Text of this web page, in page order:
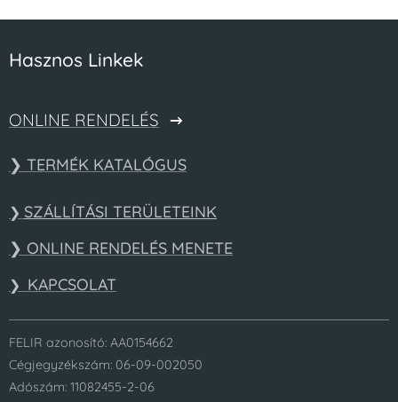
Hasznos Linkek
ONLINE RENDELÉS
❯ TERMÉK KATALÓGUS
❯ SZÁLLÍTÁSI TERÜLETEINK
❯ ONLINE RENDELÉS MENETE
❯ KAPCSOLAT
FELIR azonosító: AA0154662
Cégjegyzékszám: 06-09-002050
Adószám: 11082455-2-06